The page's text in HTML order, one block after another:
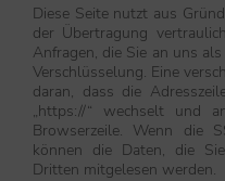
Diese Seite nutzt aus
der Übertragung
Anfragen, die Sie an uns
Verschlüsselung. Eine
daran, dass die
„https://“ wechselt und
Browserzeile. Wenn die
können die Daten, die
Dritten mitgelesen werden.